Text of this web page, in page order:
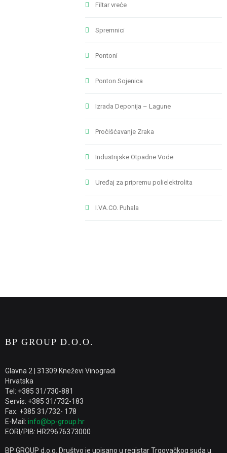
Filtar vreće
Spremnici
Pontoni
Ponton Sojenica
Izrada Deponija – Lagune
Pročišćavanje Zraka
Industrijske Otpadne Vode
Uređaj za pripremu polielektrolita
I.VA.CO. Puhala
BP GROUP D.O.O.
Glavna 2 | 31309 Kneževi Vinogradi
Hrvatska
Tel: +385 31/730-881
Servis: +385 31/732-183
Fax: +385 31/732- 178
E-Mail: info@bp-group.hr
EORI/PIB: HR29676373000
BP GROUP d.o.o. Društvo je upisano u registar Trgovačkog suda u